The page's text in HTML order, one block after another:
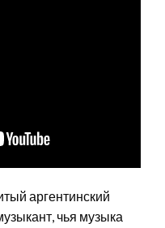
аргентинский
чья музыка